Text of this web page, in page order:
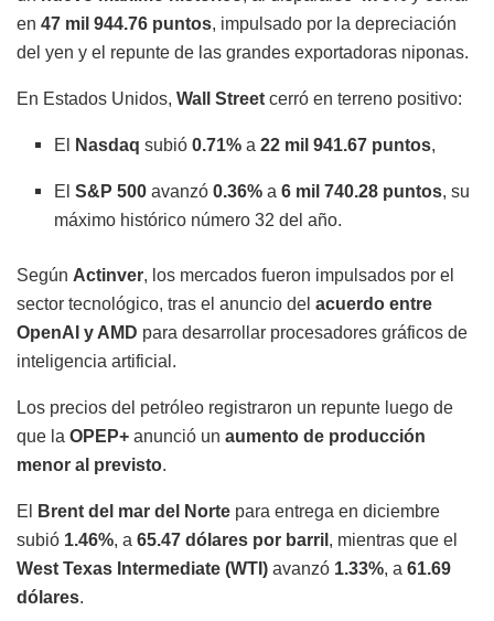
en 47 mil 944.76 puntos, impulsado por la depreciación
del yen y el repunte de las grandes exportadoras niponas.
En Estados Unidos, Wall Street cerró en terreno positivo:
El Nasdaq subió0.71% a22 mil 941.67 puntos,
ElS&P 500 avanzó0.36% a6 mil 740.28 puntos, su
máximo histórico número 32 del año.
Según Actinver, los mercados fueron impulsados por el
sector tecnológico, tras el anuncio del acuerdo entre
OpenAI y AMD para desarrollar procesadores gráficos de
inteligencia artificial.
Los precios del petróleo registraron un repunte luego de
que la OPEP+ anunció un aumento de producción
menor al previsto.
El Brent del mar del Norte para entrega en diciembre
subió 1.46%, a 65.47 dólares por barril , mientras que el
West Texas Intermediate (WTI) avanzó 1.33%, a 61.69
dólares.